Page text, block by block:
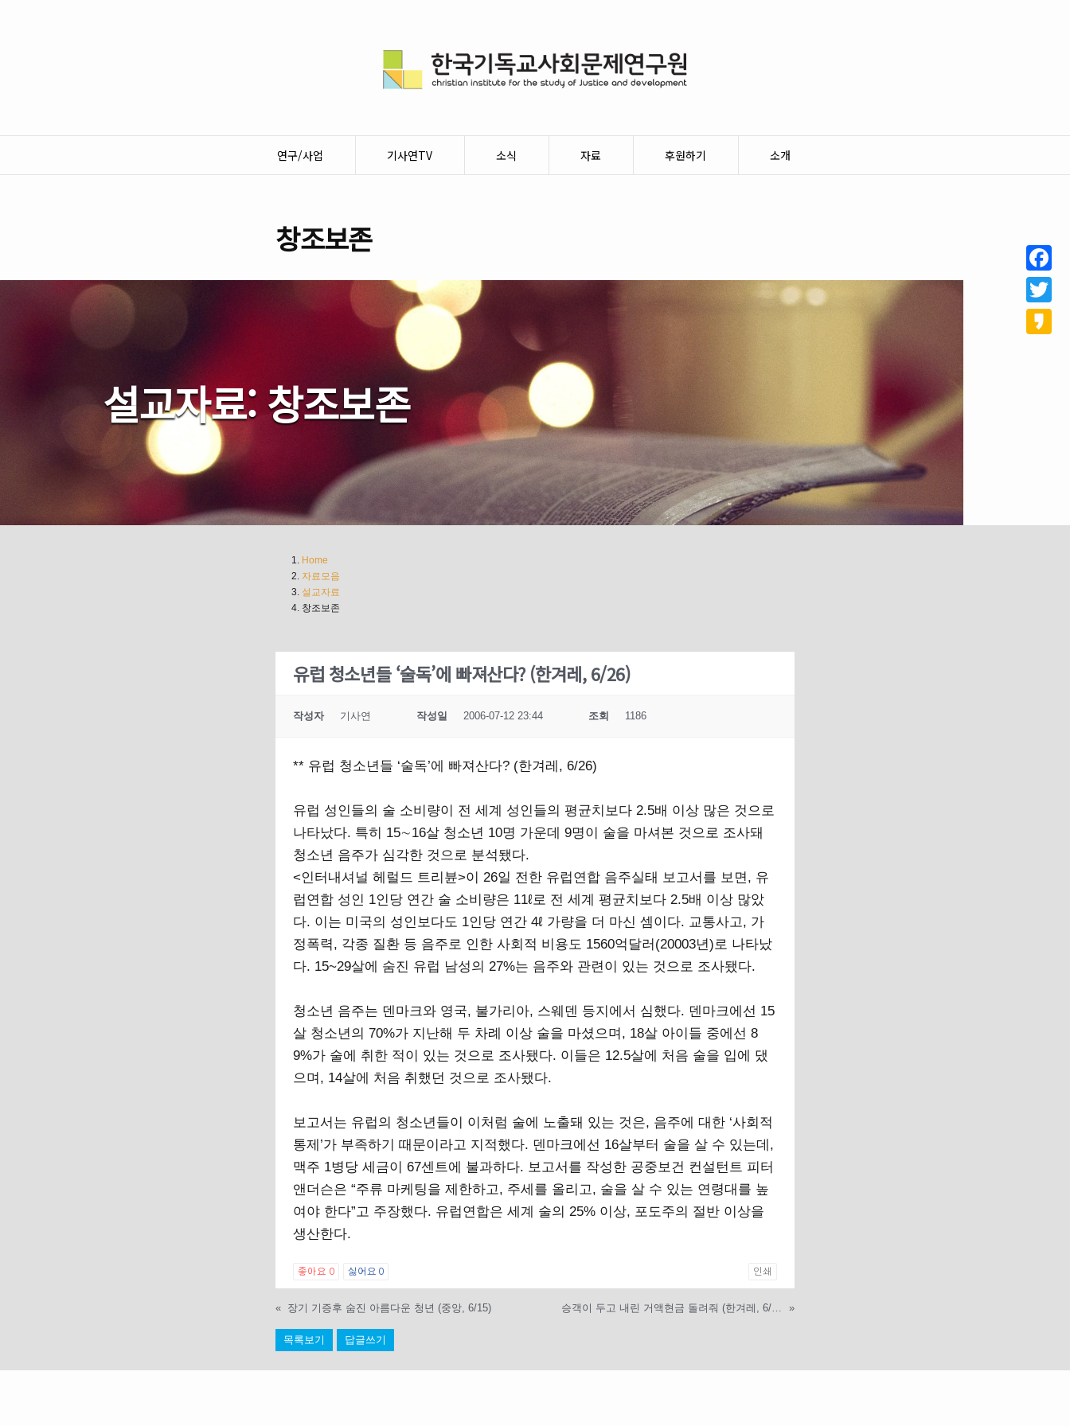
연구/사업 기사연TV 소식 자료 후원하기 소개
창조보존
설교자료: 창조보존
Home
자료모음
설교자료
창조보존
유럽 청소년들 ‘술독’에 빠져산다? (한겨레, 6/26)
작성자 기사연 작성일 2006-07-12 23:44 조회 1186
** 유럽 청소년들 ‘술독’에 빠져산다? (한겨레, 6/26)
유럽 성인들의 술 소비량이 전 세계 성인들의 평균치보다 2.5배 이상 많은 것으로
나타났다. 특히 15∼16살 청소년 10명 가운데 9명이 술을 마셔본 것으로 조사돼
청소년 음주가 심각한 것으로 분석됐다.
<인터내셔널 헤럴드 트리뷴>이 26일 전한 유럽연합 음주실태 보고서를 보면, 유
럽연합 성인 1인당 연간 술 소비량은 11ℓ로 전 세계 평균치보다 2.5배 이상 많았
다. 이는 미국의 성인보다도 1인당 연간 4ℓ 가량을 더 마신 셈이다. 교통사고, 가
정폭력, 각종 질환 등 음주로 인한 사회적 비용도 1560억달러(20003년)로 나타났
다. 15~29살에 숨진 유럽 남성의 27%는 음주와 관련이 있는 것으로 조사됐다.
청소년 음주는 덴마크와 영국, 불가리아, 스웨덴 등지에서 심했다. 덴마크에선 15
살 청소년의 70%가 지난해 두 차례 이상 술을 마셨으며, 18살 아이들 중에선 8
9%가 술에 취한 적이 있는 것으로 조사됐다. 이들은 12.5살에 처음 술을 입에 댔
으며, 14살에 처음 취했던 것으로 조사됐다.
보고서는 유럽의 청소년들이 이처럼 술에 노출돼 있는 것은, 음주에 대한 ‘사회적
통제’가 부족하기 때문이라고 지적했다. 덴마크에선 16살부터 술을 살 수 있는데,
맥주 1병당 세금이 67센트에 불과하다. 보고서를 작성한 공중보건 컨설턴트 피터
앤더슨은 “주류 마케팅을 제한하고, 주세를 올리고, 술을 살 수 있는 연령대를 높
여야 한다”고 주장했다. 유럽연합은 세계 술의 25% 이상, 포도주의 절반 이상을
생산한다.
좋아요 0 싫어요 0 인쇄
« 장기 기증후 숨진 아름다운 청년 (중앙, 6/15) 승객이 두고 내린 거액현금 돌려줘 (한겨레, 6/23) »
목록보기 답글쓰기
Twitter